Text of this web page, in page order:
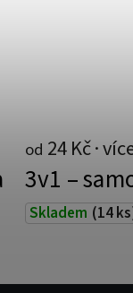
3v1 –
Skladem (14
od 24 Kč